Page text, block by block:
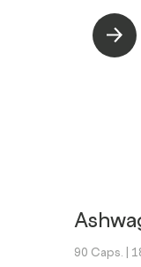
90 Caps. |